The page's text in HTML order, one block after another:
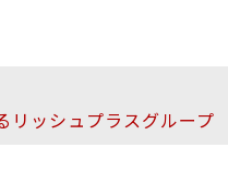
リッシュプラスグループ